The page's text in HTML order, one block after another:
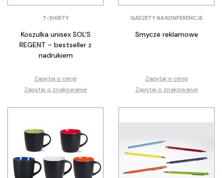
T-SHIRTY
Koszulka unisex SOL'S
REGENT – bestseller z
nadrukiem
Zapytaj o cenę
Zapytaj o znakowanie
GADŻETY NA KONFERENCJE
Smycze reklamowe
Zapytaj o cenę
Zapytaj o znakowanie